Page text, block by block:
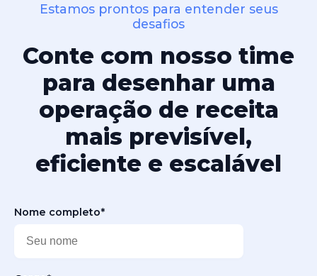
Estamos prontos para entender seus
desafios
Conte com nosso time
para desenhar uma
operação de receita
mais previsível,
eficiente e escalável
Nome completo*